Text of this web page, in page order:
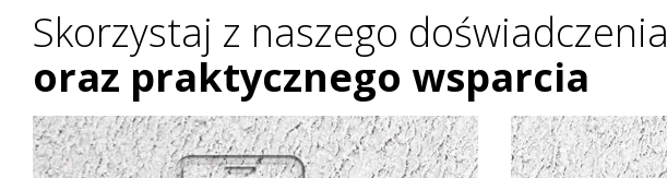
Skorzystaj z naszego doświadczenia
oraz praktycznego wsparcia